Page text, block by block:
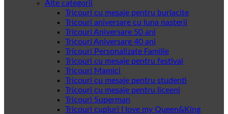
Alte categorii
Tricouri cu mesaje pentru burlacite
Tricouri aniversare cu luna nasterii
Tricouri Aniversare 50 ani
Tricouri Aniversare 40 ani
Tricouri Personalizate Familie
Tricouri cu mesaje pentru festival
Tricouri Mamici
Tricouri cu mesaje pentru studenti
Tricouri cu mesaje pentru liceeni
Tricouri Superman
Tricouri cupluri I love my Queen&King